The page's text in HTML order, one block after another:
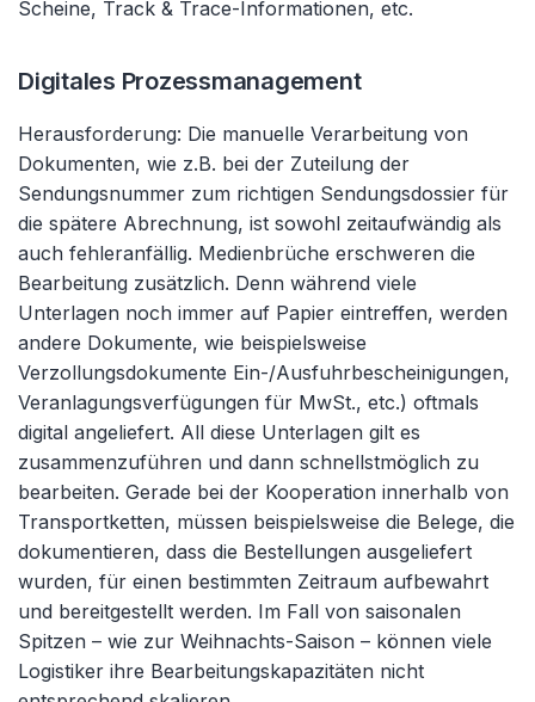
Scheine, Track & Trace-Informationen, etc.
Digitales Prozessmanagement
Herausforderung: Die manuelle Verarbeitung von
Dokumenten, wie z.B. bei der Zuteilung der
Sendungsnummer zum richtigen Sendungsdossier für
die spätere Abrechnung, ist sowohl zeitaufwändig als
auch fehleranfällig. Medienbrüche erschweren die
Bearbeitung zusätzlich. Denn während viele
Unterlagen noch immer auf Papier eintreffen, werden
andere Dokumente, wie beispielsweise
Verzollungsdokumente Ein-/Ausfuhrbescheinigungen,
Veranlagungsverfügungen für MwSt., etc.) oftmals
digital angeliefert. All diese Unterlagen gilt es
zusammenzuführen und dann schnellstmöglich zu
bearbeiten. Gerade bei der Kooperation innerhalb von
Transportketten, müssen beispielsweise die Belege, die
dokumentieren, dass die Bestellungen ausgeliefert
wurden, für einen bestimmten Zeitraum aufbewahrt
und bereitgestellt werden. Im Fall von saisonalen
Spitzen – wie zur Weihnachts-Saison – können viele
Logistiker ihre Bearbeitungskapazitäten nicht